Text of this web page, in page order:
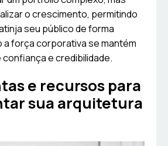
o crescimento, permitindo
seu público de forma
força corporativa se mantém
confiança e credibilidade.
e recursos para
sua arquitetura